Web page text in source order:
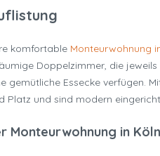
komfortable Monteurwohnung
Doppelzimmer, die
gemütliche Essecke verfügen.
Platz und sind modern
Monteurwohnung in Köln